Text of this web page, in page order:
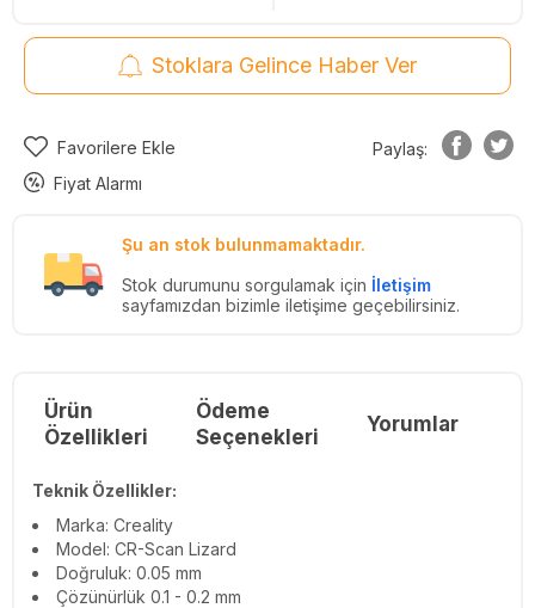
Stoklara Gelince Haber Ver
Favorilere Ekle
Fiyat Alarmı
Paylaş:
Şu an stok bulunmamaktadır.
Stok durumunu sorgulamak için İletişim
sayfamızdan bizimle iletişime geçebilirsiniz.
Ürün
Özellikleri
Ödeme
Seçenekleri
Yorumlar
Teknik Özellikler:
Marka: Creality
Model: CR-Scan Lizard
Doğruluk: 0.05 mm
Çözünürlük 0.1 - 0.2 mm